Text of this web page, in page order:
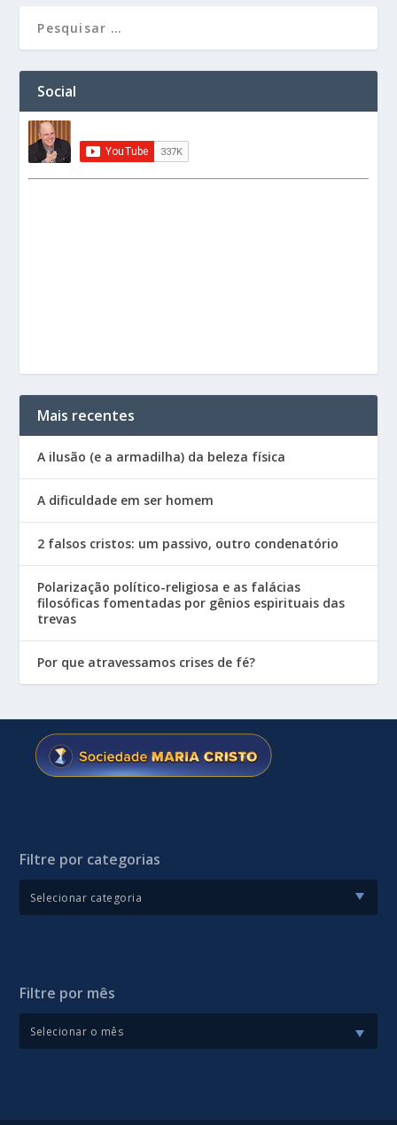
Social
Mais recentes
A ilusão (e a armadilha) da beleza física
A dificuldade em ser homem
2 falsos cristos: um passivo, outro condenatório
Polarização político-religiosa e as falácias
filosóficas fomentadas por gênios espirituais das
trevas
Por que atravessamos crises de fé?
Filtre por categorias
Filtre por mês